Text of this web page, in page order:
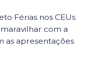
Férias nos CEUs
com a
as apresentações